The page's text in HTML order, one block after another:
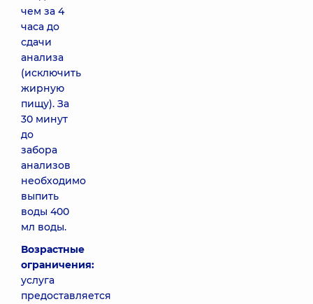
чем за 4
часа до
сдачи
анализа
(исключить
жирную
пищу). За
30 минут
до
забора
анализов
необходимо
выпить
воды 400
мл воды.
Возрастные
ограничения:
услуга
предоставляется